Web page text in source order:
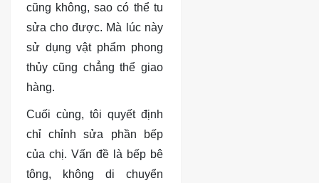
cũng không, sao có thể tu
sửa cho được. Mà lúc này
sử dụng vật phẩm phong
thủy cũng chẳng thể giao
hàng.
Cuối cùng, tôi quyết định
chỉ chỉnh sửa phần bếp
của chị. Vấn đề là bếp bê
tông, không di chuyển